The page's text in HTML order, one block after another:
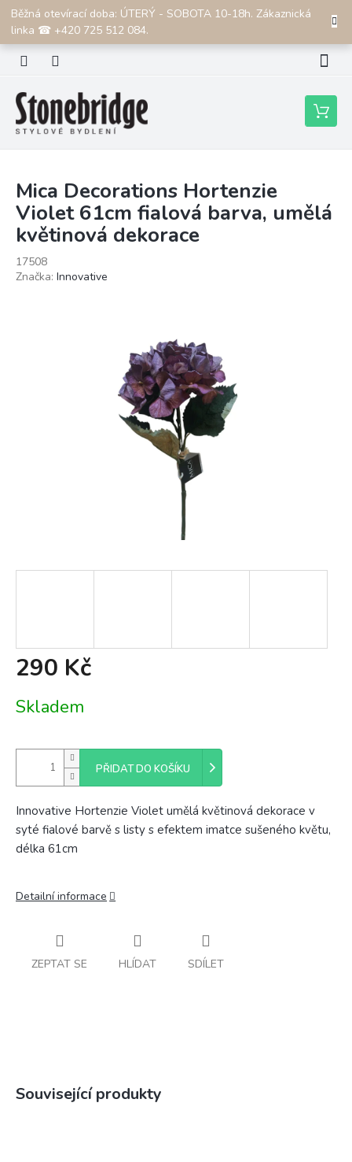
Přejít
obsah
Běžná otevírací doba: ÚTERÝ - SOBOTA 10-18h. Zákaznická
linka ☎ +420 725 512 084.
CZK
Nákupní
košík
Mica Decorations Hortenzie
Violet 61cm fialová barva, umělá
květinová dekorace
17508
Značka: Innovative
290 Kč
cena:
Skladem
PŘIDAT DO KOŠÍKU
Innovative Hortenzie Violet umělá květinová dekorace v
syté fialové barvě s listy s efektem imatce sušeného květu,
délka 61cm
Detailní informace
ZEPTAT SE HLÍDAT SDÍLET
Související produkty